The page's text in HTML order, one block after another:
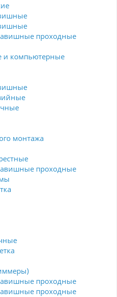
проходные
и компьютерные
монтажа
проходные
проходные
проходные